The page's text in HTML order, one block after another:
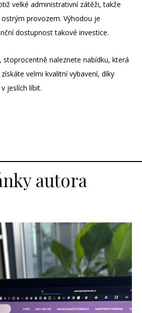
velké administrativní zátěži, takže
provozem. Výhodou je
dostupnost takové investice.
stoprocentně naleznete nabídku, která
velmi kvalitní vybavení, díky
jeslích líbit.
autora